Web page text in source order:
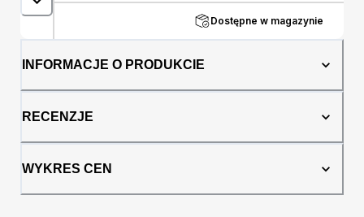
Dostępne w magazynie
INFORMACJE O PRODUKCIE
RECENZJE
WYKRES CEN